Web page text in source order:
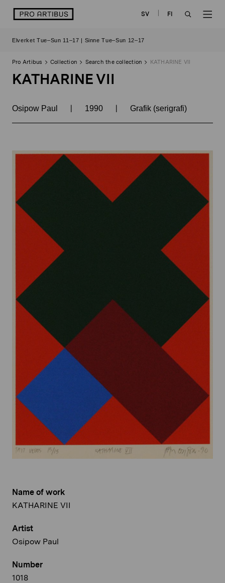
logo SV
FI
Elverket Tue–Sun 11–17 | Sinne Tue–Sun 12–17
Pro Artibus Collection Search the collection KATHARINE VII
KATHARINE VII
Osipow Paul | 1990 | Grafik (serigrafi)
Name of work
KATHARINE VII
Artist
Osipow Paul
Number
1018